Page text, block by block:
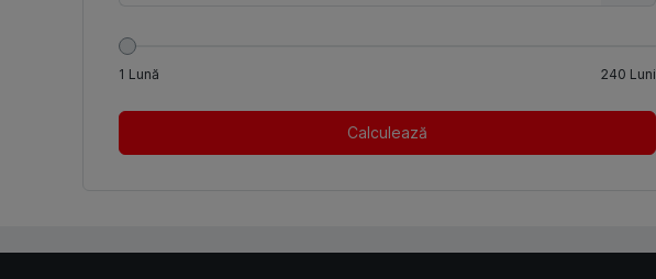
1 Lună 240 Luni
Calculează